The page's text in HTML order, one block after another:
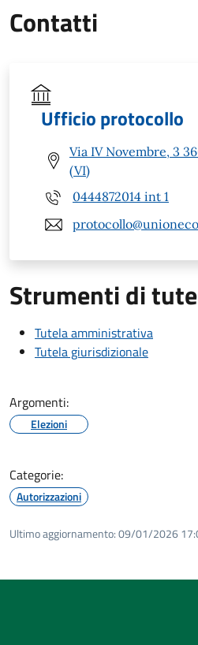
Contatti
Ufficio protocollo
Via IV Novembre, 3
(VI)
0444872014 int 1
Strumenti di
Tutela amministrativa
Tutela giurisdizionale
Argomenti:
Elezioni
Categorie:
Autorizzazioni
Ultimo aggiornamento:09/01/2026